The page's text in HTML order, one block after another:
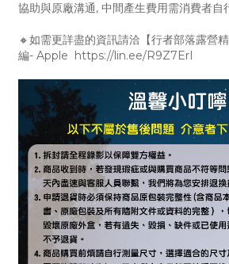
協助與原廠溝通, 中間產生費用需消費者自
🔸如需更詳盡的資訊請洽【行者部落露營
編- Apple https://lin.ee/R9Z7ErI